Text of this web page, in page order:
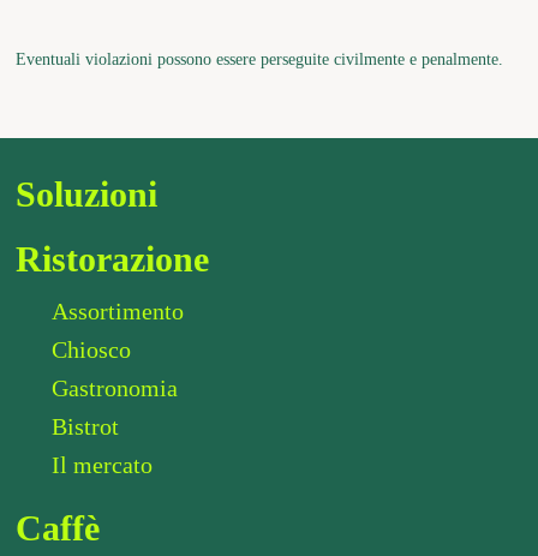
Eventuali violazioni possono essere perseguite civilmente e penalmente.
Soluzioni
Ristorazione
Assortimento
Chiosco
Gastronomia
Bistrot
Il mercato
Caffè